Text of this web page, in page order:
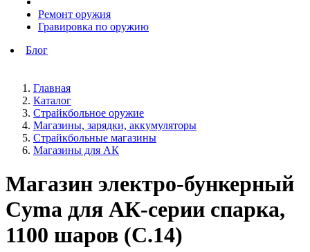
Ремонт оружия
Гравировка по оружию
Блог
Главная
Каталог
Страйкбольное оружие
Магазины, зарядки, аккумуляторы
Страйкбольные магазины
Магазины для АК
Магазин электро-бункерный
Cyma для АК-серии спарка,
1100 шаров (C.14)